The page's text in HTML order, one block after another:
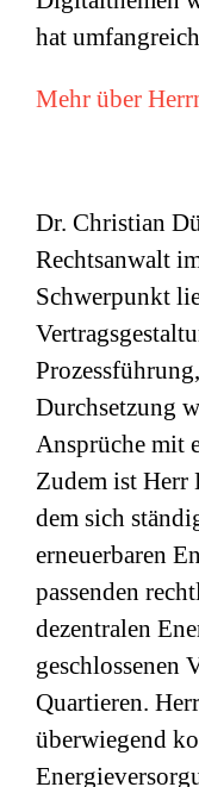
hat
Mehr über
Dr. Christian
Rechtsanwalt
Schwerpunkt
Durchsetzung
Ansprüche mit
Zudem ist Herr
dem sich
erneuerbaren
passenden
dezentralen
geschlossenen
Quartieren.
überwiegend